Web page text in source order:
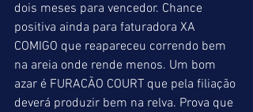
dois meses para vencedor. Chance
positiva ainda para faturadora XA
COMIGO que reapareceu correndo bem
na areia onde rende menos. Um bom
azar é FURACÃO COURT que pela filiação
deverá produzir bem na relva. Prova que